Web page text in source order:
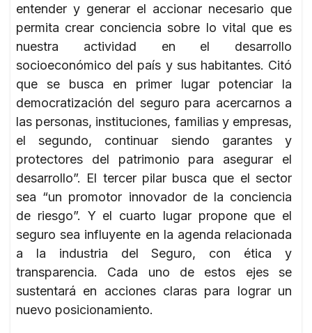
entender y generar el accionar necesario que
permita crear conciencia sobre lo vital que es
nuestra actividad en el desarrollo
socioeconómico del país y sus habitantes. Citó
que se busca en primer lugar potenciar la
democratización del seguro para acercarnos a
las personas, instituciones, familias y empresas,
el segundo, continuar siendo garantes y
protectores del patrimonio para asegurar el
desarrollo”. El tercer pilar busca que el sector
sea “un promotor innovador de la conciencia
de riesgo”. Y el cuarto lugar propone que el
seguro sea influyente en la agenda relacionada
a la industria del Seguro, con ética y
transparencia. Cada uno de estos ejes se
sustentará en acciones claras para lograr un
nuevo posicionamiento.